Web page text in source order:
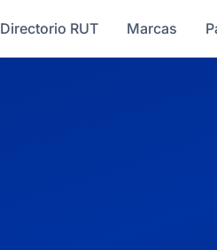
Directorio RUT Marcas